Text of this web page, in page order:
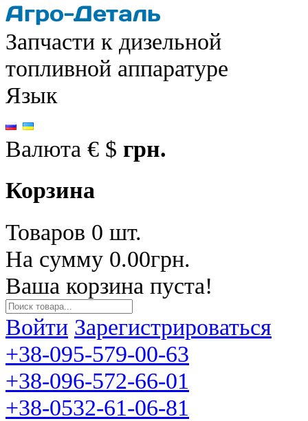
Запчасти к дизельной
топливной аппаратуре
Язык
Валюта € $ грн.
Корзина
Товаров 0 шт.
На сумму 0.00грн.
Ваша корзина пуста!
Войти Зарегистрироваться
+38-095-579-00-63
+38-096-572-66-01
+38-0532-61-06-81